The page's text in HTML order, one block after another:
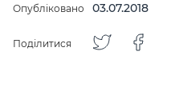
Опубліковано 03.07.2018
Поділитися